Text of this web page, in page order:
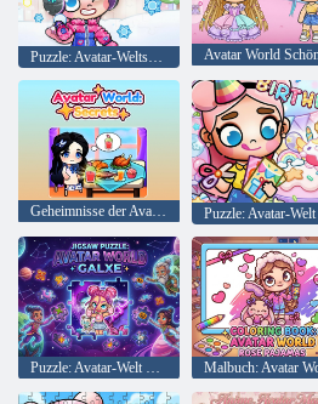
Puzzle: Avatar-Weltschneetag
Geheimnisse der Avatar-Welt
Puzzle: Avatar-Welt Galxe